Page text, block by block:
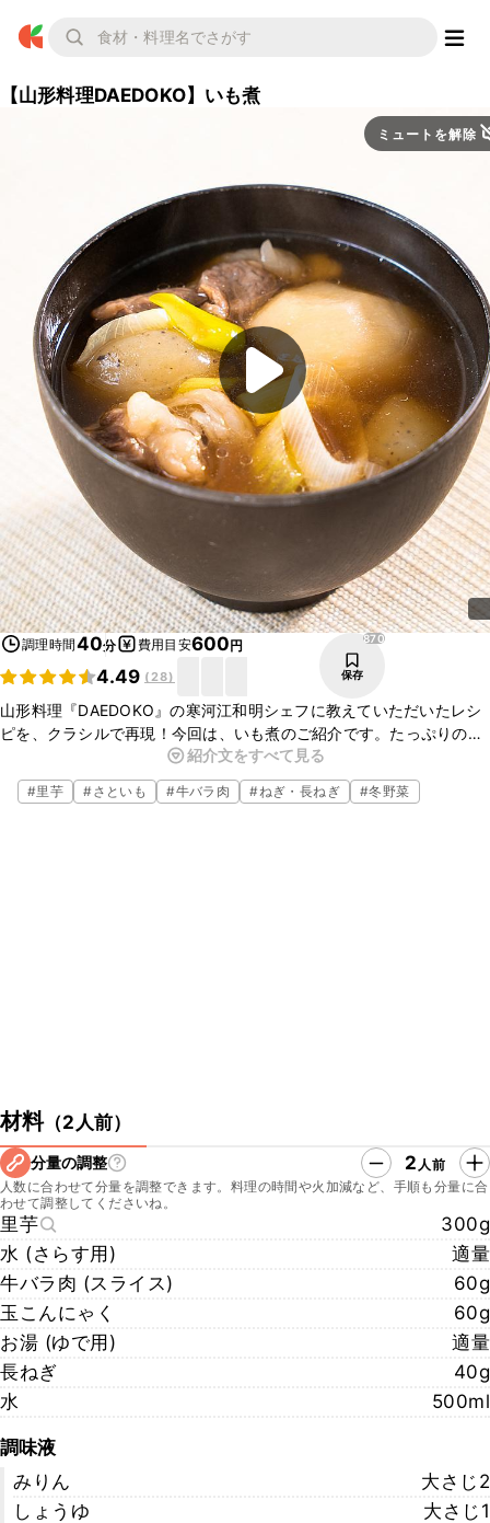
【山形料理DAEDOKO】いも煮
ミュートを解除
調理時間40分 費用目安600円
4.49 (28)
870
保存
山形料理『DAEDOKO』の寒河江和明シェフに教えていただいたレシ
ピを、クラシルで再現！今回は、いも煮のご紹介です。たっぷりの里
芋と牛肉を煮こんだ山形料理、いも煮がご家庭でもお作りいただけま
すよ。ぜひ作ってみてくださいね。
紹介文をすべて見る
#里芋 #さといも #牛バラ肉 #ねぎ・長ねぎ #冬野菜
材料（2人前）
分量の調整 2 人前
人数に合わせて分量を調整できます。料理の時間や火加減など、手順も分量に合
わせて調整してくださいね。
里芋
300g
水 (さらす用)
適量
牛バラ肉 (スライス)
60g
玉こんにゃく
60g
お湯 (ゆで用)
適量
長ねぎ
40g
水
500ml
調味液
みりん
大さじ2
しょうゆ
大さじ1